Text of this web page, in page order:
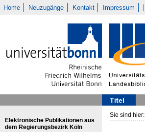
Home Neuzugänge Kontakt Impressum
Titel
Elektronische Publikationen aus
dem Regierungsbezirk Köln
Sie sind hier: